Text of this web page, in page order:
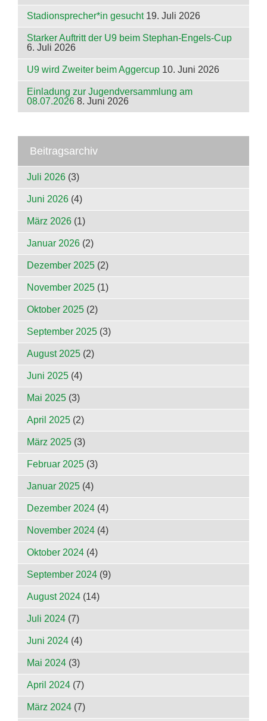
Stadionsprecher*in gesucht 19. Juli 2026
Starker Auftritt der U9 beim Stephan-Engels-Cup
6. Juli 2026
U9 wird Zweiter beim Aggercup 10. Juni 2026
Einladung zur Jugendversammlung am
08.07.2026 8. Juni 2026
Beitragsarchiv
Juli 2026 (3)
Juni 2026 (4)
März 2026 (1)
Januar 2026 (2)
Dezember 2025 (2)
November 2025 (1)
Oktober 2025 (2)
September 2025 (3)
August 2025 (2)
Juni 2025 (4)
Mai 2025 (3)
April 2025 (2)
März 2025 (3)
Februar 2025 (3)
Januar 2025 (4)
Dezember 2024 (4)
November 2024 (4)
Oktober 2024 (4)
September 2024 (9)
August 2024 (14)
Juli 2024 (7)
Juni 2024 (4)
Mai 2024 (3)
April 2024 (7)
März 2024 (7)